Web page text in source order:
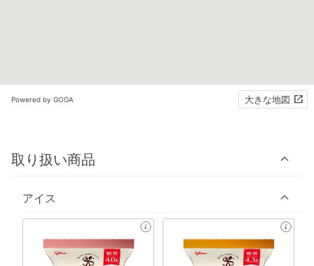
Powered by GOGA 大きな地図
取り扱い商品
アイス